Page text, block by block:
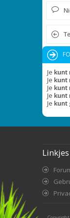
Je kunt
Je kunt
Je kunt
Je kunt
Je kunt
Linkjes